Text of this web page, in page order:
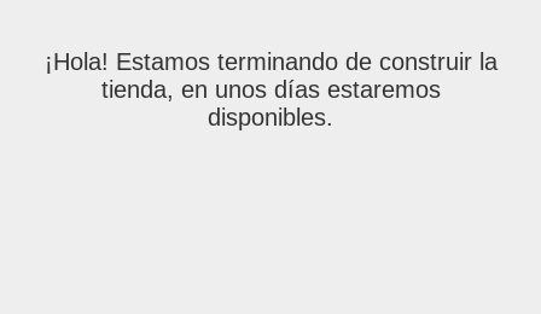
¡Hola! Estamos terminando de construir la
tienda, en unos días estaremos
disponibles.